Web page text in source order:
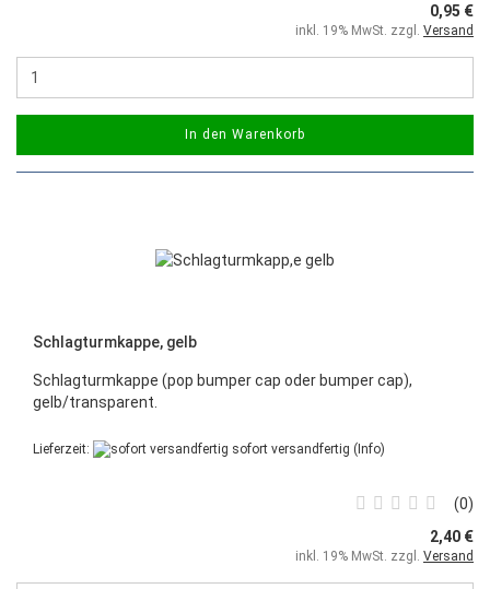
0,95 €
inkl. 19% MwSt. zzgl. Versand
In den Warenkorb
Schlagturmkappe, gelb
Schlagturmkappe (pop bumper cap oder bumper cap),
gelb/transparent.
Lieferzeit: sofort versandfertig (Info)
0
2,40 €
inkl. 19% MwSt. zzgl. Versand